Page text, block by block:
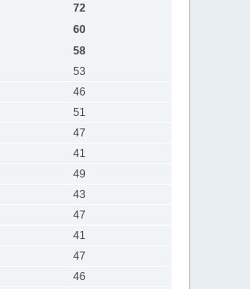
72
60
58
53
46
51
47
41
49
43
47
41
47
46